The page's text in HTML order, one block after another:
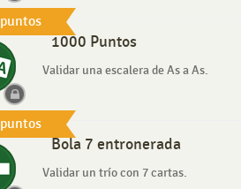
puntos
puntos
1000 Puntos
Validar una escalera de As a As.
Bola 7 entronerada
Validar un trío con 7 cartas.